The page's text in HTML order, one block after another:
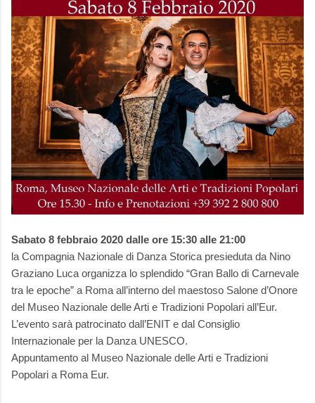
Sabato 8 febbraio 2020 dalle ore 15:30 alle 21:00
la Compagnia Nazionale di Danza Storica presieduta da Nino
Graziano Luca organizza lo splendido “Gran Ballo di Carnevale
tra le epoche” a Roma all’interno del maestoso Salone d’Onore
del Museo Nazionale delle Arti e Tradizioni Popolari all’Eur.
L’evento sarà patrocinato dall’ENIT e dal Consiglio
Internazionale per la Danza UNESCO.
Appuntamento al Museo Nazionale delle Arti e Tradizioni
Popolari a Roma Eur.